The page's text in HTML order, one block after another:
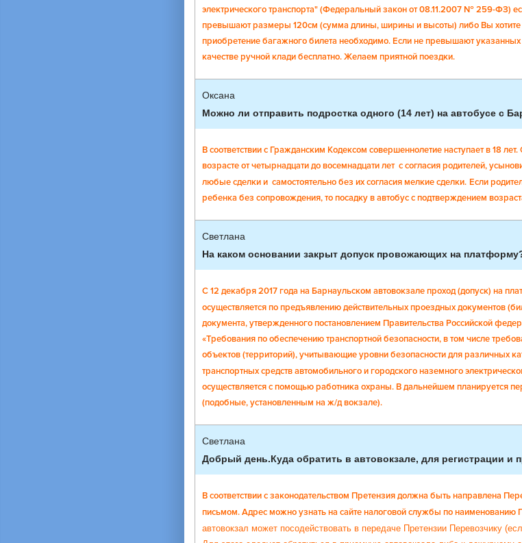
электрического транспорта" (Федеральный закон от 08.11.2007 № 259-ФЗ)
превышают размеры 120см (сумма длины, ширины и высоты) либо Вы хотите
приобретение багажного билета необходимо. Если не превышают
качестве ручной клади бесплатно. Желаем приятной поездки.
Оксана
Можно ли отправить подростка одного (14 лет) на автобусе с
В соответствии с Гражданским Кодексом совершеннолетие наступает в 18
возрасте от четырнадцати до восемнадцати лет с согласия родителей,
любые сделки и самостоятельно без их согласия мелкие сделки. Если
ребенка без сопровождения, то посадку в автобус с подтверждением
Светлана
На каком основании закрыт допуск провожающих на
С 12 декабря 2017 года на Барнаульском автовокзале проход (допуск) на
осуществляется по предъявлению действительных проездных документов
документа, утвержденного постановлением Правительства Российской
«Требования по обеспечению транспортной безопасности, в том числе
объектов (территорий), учитывающие уровни безопасности для различных
транспортных средств автомобильного и городского наземного
осуществляется с помощью работника охраны. В дальнейшем планируется
(подобные, установленным на ж/д вокзале).
Светлана
Добрый день.Куда обратить в автовокзале, для регистрации и
В соответствии с законодательством Претензия должна быть направлена
письмом. Адрес можно узнать на сайте налоговой службы по наименованию
автовокзал может посодействовать в передаче Претензии Перевозчику